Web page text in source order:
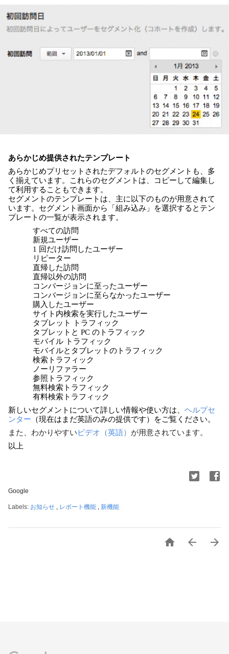
あらかじめ提供されたテンプレート
あらかじめプリセットされたデフォルトのセグメントも、多
く揃えています。これらのセグメントは、コピーして編集し
て利用することもできます。
セグメントのテンプレートは、主に以下のものが用意されて
います。セグメント画面から「組み込み」を選択するとテン
プレートの一覧が表示されます。
すべての訪問
新規ユーザー
1 回だけ訪問したユーザー
リピーター
直帰した訪問
直帰以外の訪問
コンバージョンに至ったユーザー
コンバージョンに至らなかったユーザー
購入したユーザー
サイト内検索を実行したユーザー
タブレット トラフィック
タブレットと PC のトラフィック
モバイル トラフィック
モバイルとタブレットのトラフィック
検索トラフィック
ノーリファラー
参照トラフィック
無料検索トラフィック
有料検索トラフィック
新しいセグメントについて詳しい情報や使い方は、 ヘルプセ
ンター （現在はまだ英語のみの提供です）をご覧ください。
また、わかりやすい ビデオ（英語） が用意されています。
以上
Google
Labels: お知らせ , レポート機能 , 新機能
  